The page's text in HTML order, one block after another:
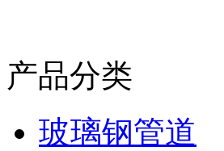
产品分类
玻璃钢管道